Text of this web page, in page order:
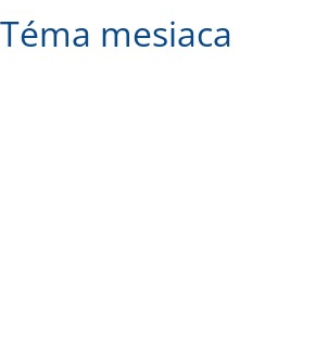
Téma mesiaca